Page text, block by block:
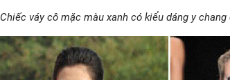
Chiếc váy cô mặc màu xanh có kiểu dáng y